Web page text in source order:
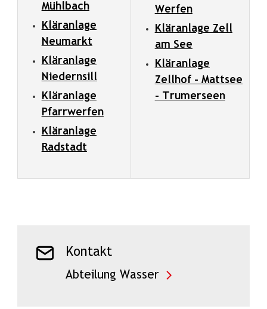
Mühlbach
Kläranlage
Neumarkt
Kläranlage
Niedernsill
Kläranlage
Pfarrwerfen
Kläranlage
Radstadt
Werfen
Kläranlage Zell
am See
Kläranlage
Zellhof - Mattsee
- Trumerseen
Kontakt
Abteilung Wasser